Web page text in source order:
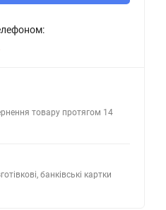
товару протягом 14
банківські картки